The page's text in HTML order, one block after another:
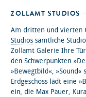
ZOLLAMT STUDIOS
Am dritten und vierten
Studios sämtliche
Zollamt Galerie Ihre
den Schwerpunkten
»Bewegtbild«,
Erdgeschoss lädt eine
ein, die Max Pauer,